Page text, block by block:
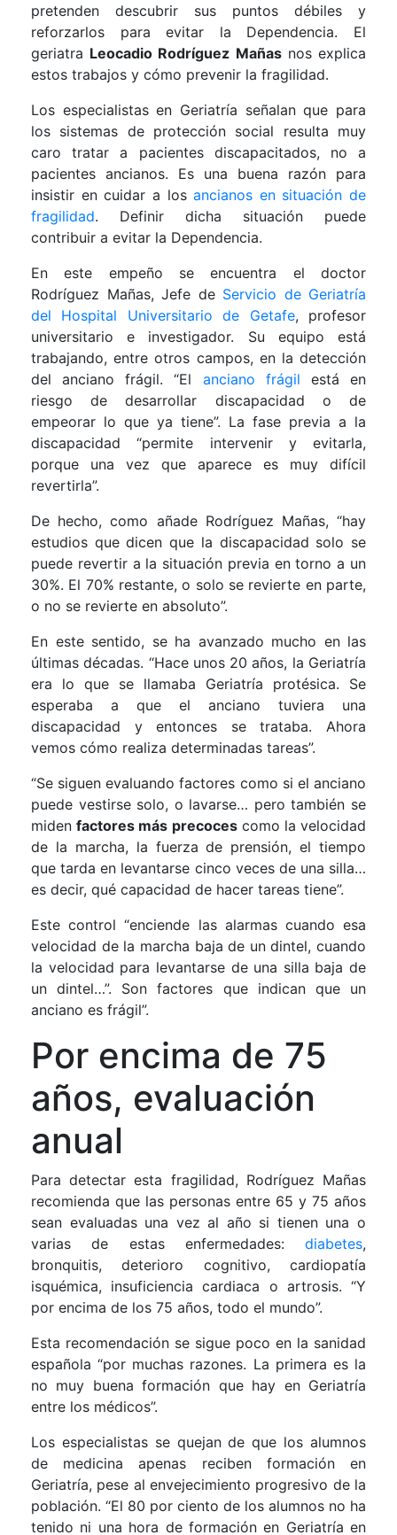
pretenden descubrir sus puntos débiles y
reforzarlos para evitar la Dependencia. El
geriatra Leocadio Rodríguez Mañasnos explica
estos trabajos y cómo prevenir la fragilidad.
Los especialistas en Geriatría señalan que para
los sistemas de protección social resulta muy
caro tratar a pacientes discapacitados, no a
pacientes ancianos. Es una buena razón para
insistir en cuidar a losancianos en situación de
fragilidad. Definir dicha situación puede
contribuir a evitar la Dependencia.
En este empeño se encuentra el doctor
Rodríguez Mañas, Jefe de Servicio de Geriatría
del Hospital Universitario de Getafe, profesor
universitario e investigador. Su equipo está
trabajando, entre otros campos, en la detección
del anciano frágil. “El anciano frágil está en
riesgo de desarrollar discapacidad o de
empeorar lo que ya tiene”. La fase previa a la
discapacidad “permite intervenir y evitarla,
porque una vez que aparece es muy difícil
revertirla”.
De hecho, como añade Rodríguez Mañas, “hay
estudios que dicen que la discapacidad solo se
puede revertir a la situación previa en torno a un
30%. El 70% restante, o solo se revierte en parte,
o no se revierte en absoluto”.
En este sentido, se ha avanzado mucho en las
últimas décadas. “Hace unos 20 años, la Geriatría
era lo que se llamaba Geriatría protésica. Se
esperaba a que el anciano tuviera una
discapacidad y entonces se trataba. Ahora
vemos cómo realiza determinadas tareas”.
“Se siguen evaluando factores como si el anciano
puede vestirse solo, o lavarse… pero también se
midenfactores más precocescomo la velocidad
de la marcha, la fuerza de prensión, el tiempo
que tarda en levantarse cinco veces de una silla…
es decir, qué capacidad de hacer tareas tiene”.
Este control “enciende las alarmas cuando esa
velocidad de la marcha baja de un dintel, cuando
la velocidad para levantarse de una silla baja de
un dintel…”. Son factores que indican que un
anciano es frágil”.
Por encima de 75
años, evaluación
anual
Para detectar esta fragilidad, Rodríguez Mañas
recomienda que las personas entre 65 y 75 años
sean evaluadas una vez al año si tienen una o
varias de estas enfermedades: diabetes,
bronquitis, deterioro cognitivo, cardiopatía
isquémica, insuficiencia cardiaca o artrosis. “Y
por encima de los 75 años, todo el mundo”.
Esta recomendación se sigue poco en la sanidad
española “por muchas razones. La primera es la
no muy buena formación que hay en Geriatría
entre los médicos”.
Los especialistas se quejan de que los alumnos
de medicina apenas reciben formación en
Geriatría, pese al envejecimiento progresivo de la
población. “El 80 por ciento de los alumnos no ha
tenido ni una hora de formación en Geriatría en